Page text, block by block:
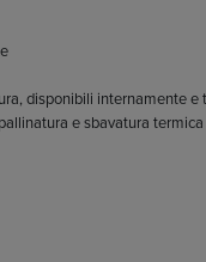
disponibili internamente
e sbavatura termica